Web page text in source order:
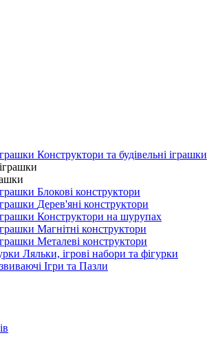
Конструктори та будівельні іграшки
Блокові конструктори
Дерев'яні конструктори
Конструктори на шурупах
Магнітні конструктори
Металеві конструктори
Ляльки, ігрові набори та фігурки
Ігри та Пазли